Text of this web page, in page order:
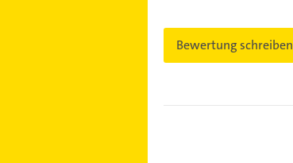
Bewertung schreiben